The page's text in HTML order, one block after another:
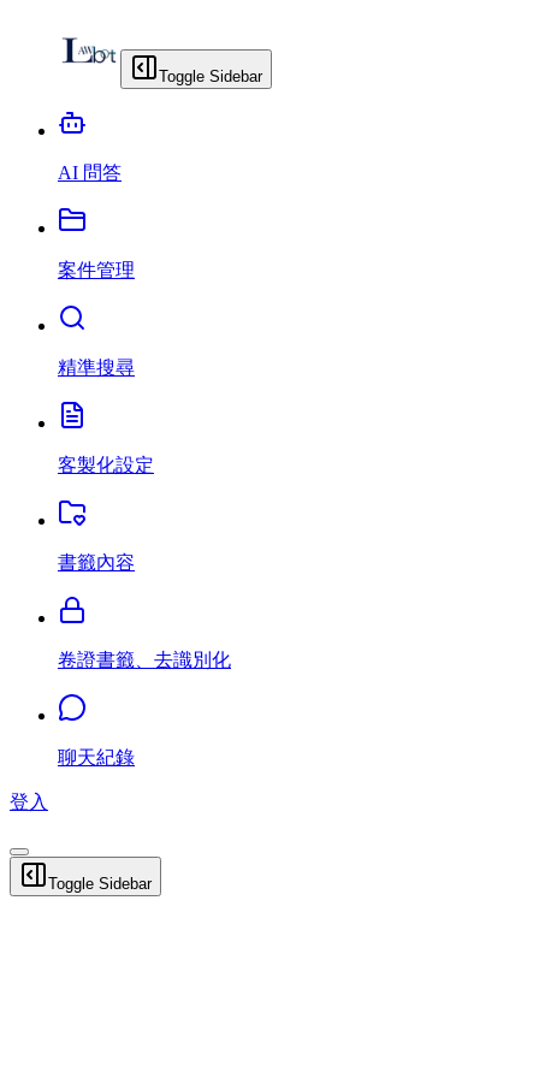
Toggle Sidebar
AI 問答
案件管理
精準搜尋
客製化設定
書籤內容
卷證書籤、去識別化
聊天紀錄
登入
Toggle Sidebar